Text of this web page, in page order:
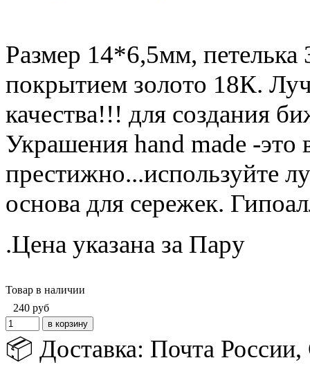
Размер 14*6,5мм, петелька
покрытием золото 18К.
качества!!! для создания
Украшения hand made -это
престижно...используйте
основа для сережек.
.Цена указана за Пару
Товар в наличии
240 руб
📦 Доставка: Почта